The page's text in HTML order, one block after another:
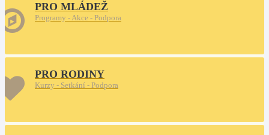
PRO MLÁDEŽ
Programy - Akce - Podpora
PRO RODINY
Kurzy - Setkání - Podpora